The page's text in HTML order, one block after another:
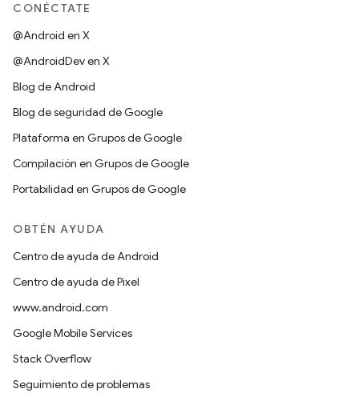
CONÉCTATE
@Android en X
@AndroidDev en X
Blog de Android
Blog de seguridad de Google
Plataforma en Grupos de Google
Compilación en Grupos de Google
Portabilidad en Grupos de Google
OBTÉN AYUDA
Centro de ayuda de Android
Centro de ayuda de Pixel
www.android.com
Google Mobile Services
Stack Overflow
Seguimiento de problemas